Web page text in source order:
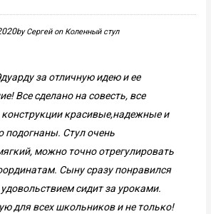
byСергейon Коленный стул
за отличную идею и ее
Все сделано на совесть, все
красивые,надежные и
подогнаны. Стул очень
можно точно отрегулировать
Сыну сразу понравился
удовольствием сидит за уроками.
для всех школьников и не только!